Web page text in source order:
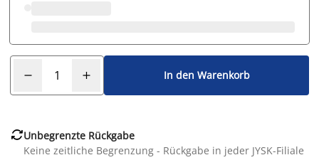
In den Warenkorb
Unbegrenzte Rückgabe
Keine zeitliche Begrenzung - Rückgabe in jeder JYSK-Filiale